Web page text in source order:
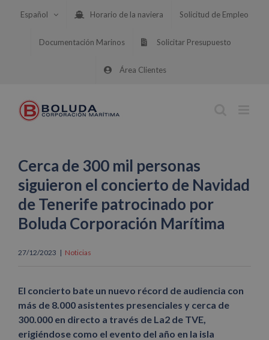
Español Horario de la naviera Solicitud de Empleo
Documentación Marinos Solicitar Presupuesto
Área Clientes
Cerca de 300 mil personas
siguieron el concierto de Navidad
de Tenerife patrocinado por
Boluda Corporación Marítima
27/12/2023 | Noticias
El concierto bate un nuevo récord de audiencia con
más de 8.000 asistentes presenciales y cerca de
300.000 en directo a través de La2 de TVE,
erigiéndose como el evento del año en la isla